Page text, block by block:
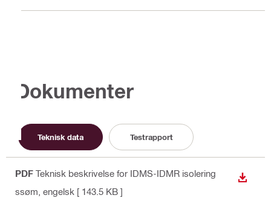
Dokumenter
Teknisk data Testrapport
PDF Teknisk beskrivelse for IDMS-IDMR isolering
ssøm , engelsk [ 143.5 KB ]